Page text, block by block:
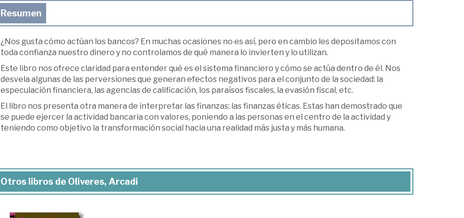
Resumen
¿Nos gusta cómo actúan los bancos? En muchas ocasiones no es así, pero en cambio les de­positamos con
toda confianza nuestro dinero y no controlamos de qué manera lo invierten y lo utilizan.
Este libro nos ofrece claridad para enten­der qué es el sistema financiero y cómo se actúa dentro de él. Nos
desvela algunas de las perversiones que generan efectos ne­gativos para el conjunto de la sociedad: la
especulación financiera, las agencias de calificación, los paraísos fiscales, la evasión fiscal, etc.
El libro nos presenta otra manera de in­ter­­pretar las finanzas: las finanzas éticas. Estas han demostrado que
se puede ejercer la actividad bancaria con valores, poniendo a las personas en el centro de la actividad y
teniendo como objetivo la transformación social hacia una realidad más justa y más humana.
Otros libros de Oliveres, Arcadi